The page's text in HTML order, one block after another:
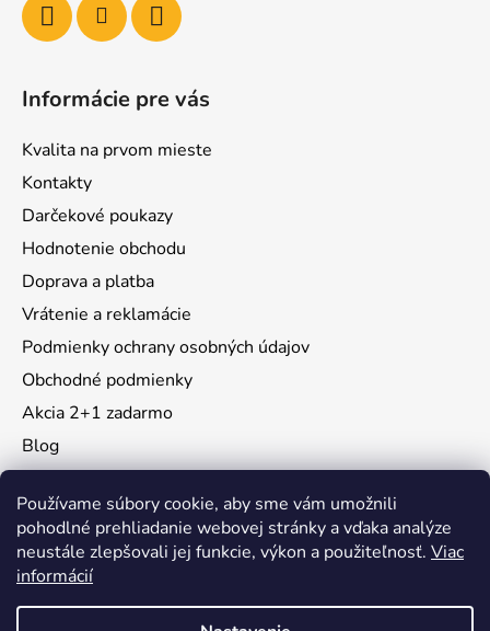
Používame súbory cookie, aby sme vám umožnili
pohodlné prehliadanie webovej stránky a vďaka analýze
neustále zlepšovali jej funkcie, výkon a použiteľnosť. Viac
informácií
Informácie pre vás
Kvalita na prvom mieste
Kontakty
Darčekové poukazy
Hodnotenie obchodu
Doprava a platba
Vrátenie a reklamácie
Podmienky ochrany osobných údajov
Obchodné podmienky
Akcia 2+1 zadarmo
Blog
Instagram